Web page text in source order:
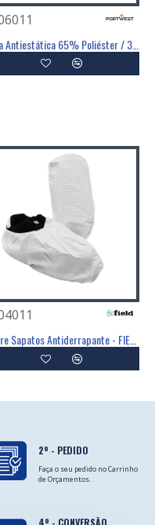
2º - PEDIDO
Faça o seu pedido no Carrinho
de Orçamentos.
4º - CONVERSÃO